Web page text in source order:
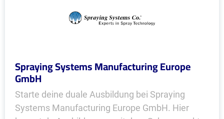
Spraying Systems Manufacturing Europe
GmbH
Starte deine duale Ausbildung bei Spraying
Systems Manufacturing Europe GmbH. Hier